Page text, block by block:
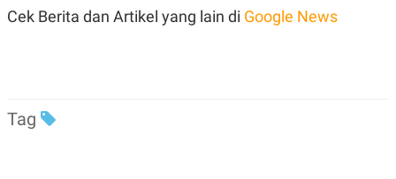
K
.
Cek Berita dan Artikel yang lain di Google News
Tag